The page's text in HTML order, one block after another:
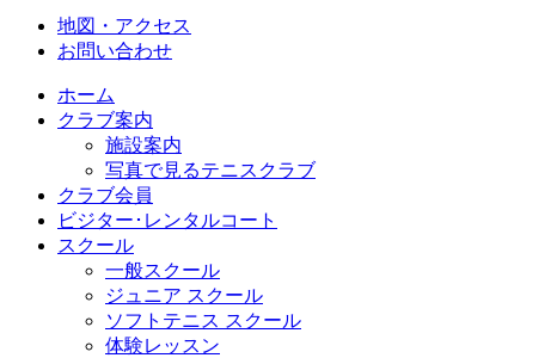
地図・アクセス
お問い合わせ
ホーム
クラブ案内
施設案内
写真で見るテニスクラブ
クラブ会員
ビジター･レンタルコート
スクール
一般スクール
ジュニア スクール
ソフトテニス スクール
体験レッスン